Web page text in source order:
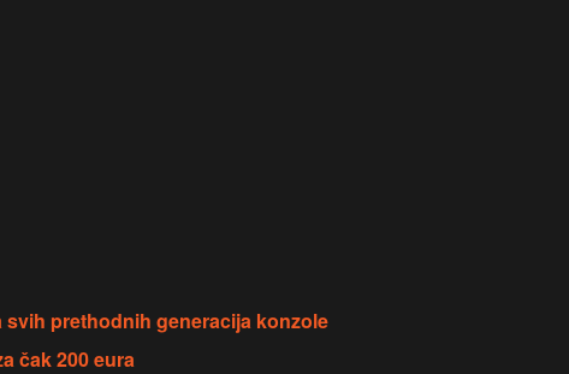
prethodnih generacija konzole
čak 200 eura